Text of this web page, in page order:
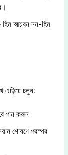
হিম আয়রন নন-হিম
এড়িয়ে চলুন:
পান করুন
শোষণে পরস্পর